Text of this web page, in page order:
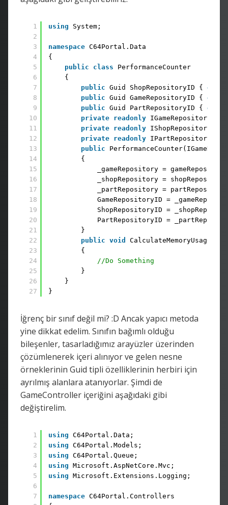
1
2
3
4
5
6
7
8
9
10
11
12
13
14
15
16
17
18
19
20
21
22
23
24
25
26
27
using System;
namespace C64Portal.Data
{
public
class
PerformanceCounter
{
public Guid ShopRepositoryID { get
public Guid GameRepositoryID { get
public Guid PartRepositoryID { get
private readonly IGameRepository
private readonly IShopRepository
private readonly IPartRepository
public
{
_gameRepository =
_shopRepository =
_partRepository =
GameRepositoryID =
ShopRepositoryID =
PartRepositoryID =
}
public void
CalculateMemoryUsage()
{
//Do Something
}
}
}
İğrenç bir sınıf değil mi? :D Ancak yapıcı metoda
yine dikkat edelim. Sınıfın bağımlı olduğu
bileşenler, tasarladığımız arayüzler üzerinden
çözümlenerek içeri alınıyor ve gelen nesne
örneklerinin Guid tipli özelliklerinin herbiri için
ayrılmış alanlara atanıyorlar. Şimdi de
GameController içeriğini aşağıdaki gibi
değiştirelim.
1
2
3
4
5
6
7
using C64Portal.Data;
using C64Portal.Models;
using C64Portal.Queue;
using Microsoft.AspNetCore.Mvc;
using Microsoft.Extensions.Logging;
namespace C64Portal.Controllers